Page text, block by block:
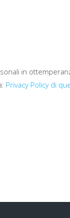
in
Privacy Policy di